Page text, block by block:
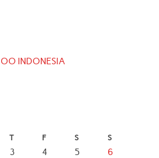
INDONESIA
T F S S
3 4 5 6